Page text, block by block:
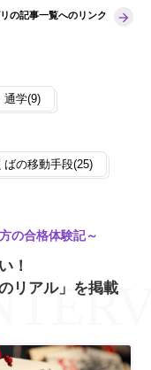
の記事一覧へのリンク
通学(9)
ばの移動手段(25)
の合格体験記～
！
リアル」を掲載